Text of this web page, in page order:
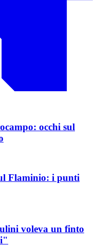
occhi sul
Flaminio: i punti
voleva un finto